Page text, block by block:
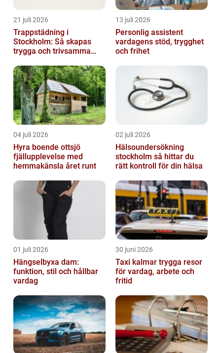
21 juli 2026
Trappstädning i
Stockholm: Så skapas
trygga och trivsamma
13 juli 2026
Personlig assistent
vardagens stöd, trygghet
och frihet
04 juli 2026
Hyra boende ottsjö
fjällupplevelse med
hemmakänsla året runt
02 juli 2026
Hälsoundersökning
stockholm så hittar du
rätt kontroll för din hälsa
01 juli 2026
Hängselbyxa dam:
funktion, stil och hållbar
vardag
30 juni 2026
Taxi kalmar trygga resor
för vardag, arbete och
fritid